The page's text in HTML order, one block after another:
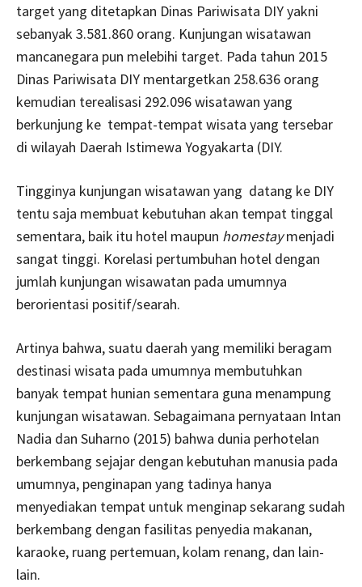
target yang ditetapkan Dinas Pariwisata DIY yakni
sebanyak 3.581.860 orang. Kunjungan wisatawan
mancanegara pun melebihi target. Pada tahun 2015
Dinas Pariwisata DIY mentargetkan 258.636 orang
kemudian terealisasi 292.096 wisatawan yang
berkunjung ke tempat-tempat wisata yang tersebar
di wilayah Daerah Istimewa Yogyakarta (DIY.
Tingginya kunjungan wisatawan yang datang ke DIY
tentu saja membuat kebutuhan akan tempat tinggal
sementara, baik itu hotel maupun homestaymenjadi
sangat tinggi. Korelasi pertumbuhan hotel dengan
jumlah kunjungan wisawatan pada umumnya
berorientasi positif/searah.
Artinya bahwa, suatu daerah yang memiliki beragam
destinasi wisata pada umumnya membutuhkan
banyak tempat hunian sementara guna menampung
kunjungan wisatawan. Sebagaimana pernyataan Intan
Nadia dan Suharno (2015) bahwa dunia perhotelan
berkembang sejajar dengan kebutuhan manusia pada
umumnya, penginapan yang tadinya hanya
menyediakan tempat untuk menginap sekarang sudah
berkembang dengan fasilitas penyedia makanan,
karaoke, ruang pertemuan, kolam renang, dan lain-
lain.